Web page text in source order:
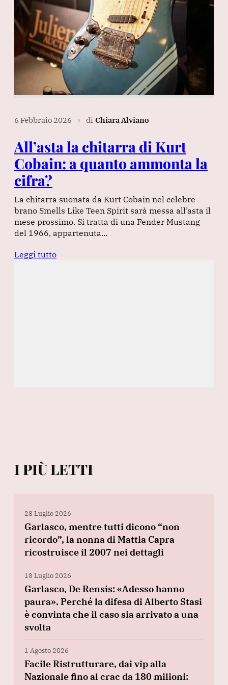
6 Febbraio 2026 ∎ di Chiara Alviano
All’asta la chitarra di Kurt
Cobain: a quanto ammonta la
cifra?
La chitarra suonata da Kurt Cobain nel celebre
brano Smells Like Teen Spirit sarà messa all’asta il
mese prossimo. Si tratta di una Fender Mustang
del 1966, appartenuta…
Leggi tutto
I PIÙ LETTI
28 Luglio 2026
Garlasco, mentre tutti dicono “non
ricordo”, la nonna di Mattia Capra
ricostruisce il 2007 nei dettagli
18 Luglio 2026
Garlasco, De Rensis: «Adesso hanno
paura». Perché la difesa di Alberto Stasi
è convinta che il caso sia arrivato a una
svolta
1 Agosto 2026
Facile Ristrutturare, dai vip alla
Nazionale fino al crac da 180 milioni: